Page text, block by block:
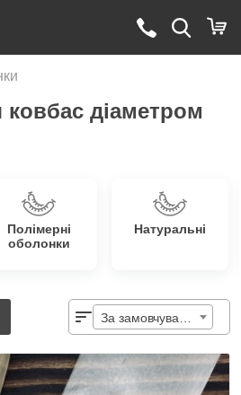
діаметром
Полімерні
оболонки
Натуральні